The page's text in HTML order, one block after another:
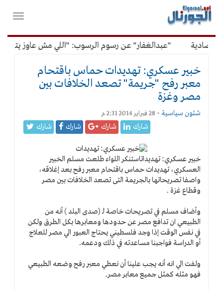
القائمة
الرئيسية
فتح
"عبدالغفار" عن رسوم الرسوب: "اللي مش عاوز يتعلم
خبير عسكري: تهديدات حماس باقتحام
معبر رفح "جريمة" تصعد الخلافات بين
مصر وغزة
شئون سياسية - 28 فبراير 2014 2:31 م
شارك شارك شارك شارك
خبير عسكري: تهديداتاستنكر اللواء طلعت مسلم الخبير
العسكري، تهديدات حماس باقتحام معبر رفح بعد إغلاقه،
واصفا تصريحاتها بالجريمة التى تصعد الخلافات بين مصر
وقطاع غزة .
وأضاف مسلم في تصريحات خاصة لـ (صدى البلد ) أنه من
الطبيعي ان تدافع مصر عن حدودها ومعابرها بكل الطرق ولكن
في نفس الوقت إذا وجد فلسطيني يحتاج العبور الي مصر للعلاج
أو الدراسة فواجبنا مساعدته في ذلك ودعمه.
ولفت الي انه أنه يجب علينا أن نعطي معبر رفح وضعه الطبيعي
فهو مثله كمثل جميع معابر مصر.